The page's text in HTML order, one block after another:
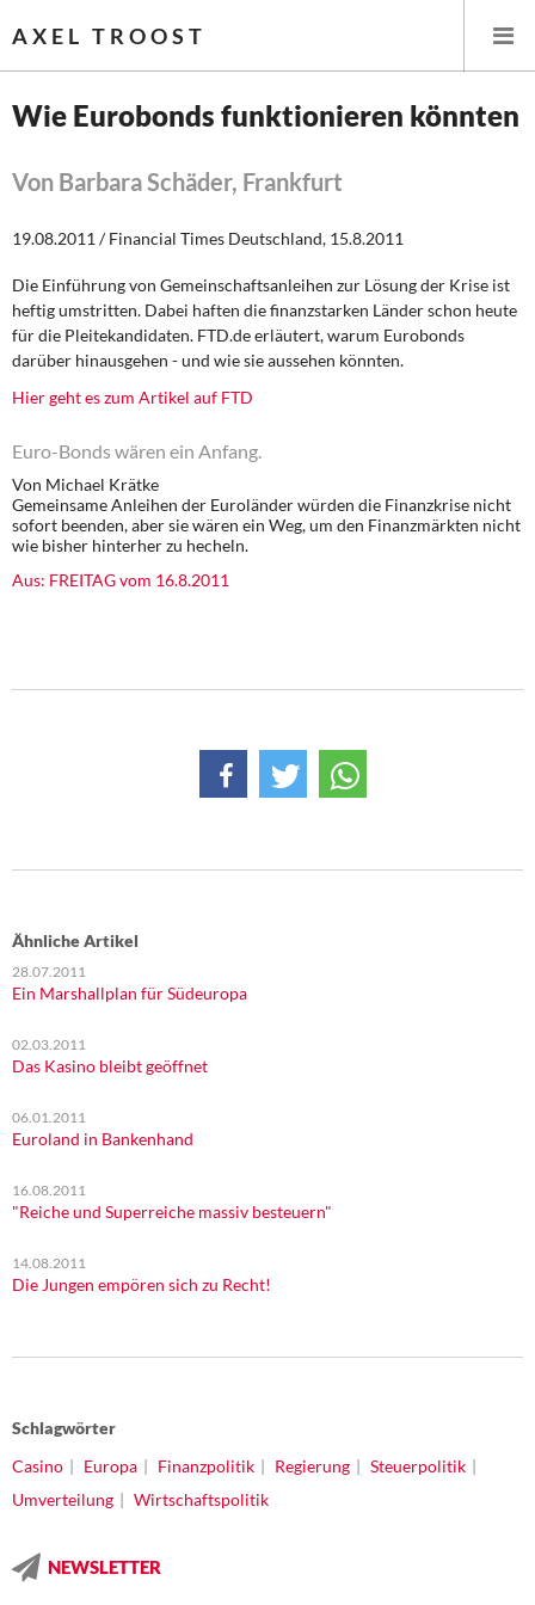
AXEL TROOST
Leitlinien linker Wirtschafts- und Finanzpolitik
Wirtschaftspolitik
Eurokrise und Griechenland
DIE LINKE
Rosa-Luxemburg-Stiftung
Wie Eurobonds funktionieren könnten
Von Barbara Schäder, Frankfurt
19.08.2011 / Financial Times Deutschland, 15.8.2011
Die Einführung von Gemeinschaftsanleihen zur Lösung der Krise ist
heftig umstritten. Dabei haften die finanzstarken Länder schon heute
für die Pleitekandidaten. FTD.de erläutert, warum Eurobonds
darüber hinausgehen - und wie sie aussehen könnten.
Hier geht es zum Artikel auf FTD
Euro-Bonds wären ein Anfang.
Von Michael Krätke
Gemeinsame Anleihen der Euroländer würden die Finanzkrise nicht
sofort beenden, aber sie wären ein Weg, um den Finanzmärkten nicht
wie bisher hinterher zu hecheln.
Aus: FREITAG vom 16.8.2011
Ähnliche Artikel
28.07.2011
Ein Marshallplan für Südeuropa
02.03.2011
Das Kasino bleibt geöffnet
06.01.2011
Euroland in Bankenhand
16.08.2011
"Reiche und Superreiche massiv besteuern"
14.08.2011
Die Jungen empören sich zu Recht!
Schlagwörter
Casino
Europa Finanzpolitik Regierung
Steuerpolitik
Umverteilung
Wirtschaftspolitik
NEWSLETTER